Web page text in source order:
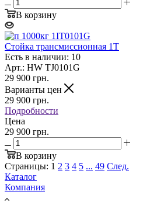
В корзину
Стойка трансмиссионная 1T
Есть в наличии: 10
Арт.: HW TJ0101G
29 900 грн.
Варианты цен
29 900 грн.
Подробности
Цена
29 900 грн.
В корзину
Страницы: 1 2 3 4 5 ... 49 След.
Каталог
Компания